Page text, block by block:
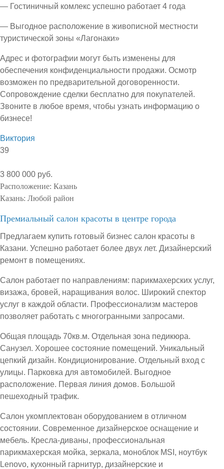
— Гостиничный комлекс успешно работает 4 года
— Выгодное расположение в живописной местности
туристической зоны «Лагонаки»
Адрес и фотографии могут быть изменены для
обеспечения конфиденциальности продажи. Осмотр
возможен по предварительной договоренности.
Сопровождение сделки бесплатно для покупателей.
Звоните в любое время, чтобы узнать информацию о
бизнесе!
Виктория
39
3 800 000 руб.
Расположение: Казань
Казань: Любой район
Премиальный салон красоты в центре города
Предлагаем купить готовый бизнес салон красоты в
Казани. Успешно работает более двух лет. Дизайнерский
ремонт в помещениях.
Салон работает по направлениям: парикмахерских услуг,
визажа, бровей, наращивания волос. Широкий спектор
услуг в каждой области. Профессионализм мастеров
позволяет работать с многогранными запросами.
Общая площадь 70кв.м. Отдельная зона педикюра.
Санузел. Хорошее состояние помещений. Уникальный
цепкий дизайн. Кондиционирование. Отдельный вход с
улицы. Парковка для автомобилей. Выгодное
расположение. Первая линия домов. Большой
пешеходный трафик.
Салон укомплектован оборудованием в отличном
состоянии. Современное дизайнерское оснащение и
мебель. Кресла-диваны, профессиональная
парикмахерская мойка, зеркала, моноблок MSI, ноутбук
Lenovo, кухонный гарнитур, дизайнерские и